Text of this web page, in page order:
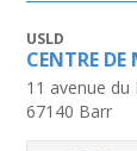
USLD
CENTRE
11 avenue
67140 Barr